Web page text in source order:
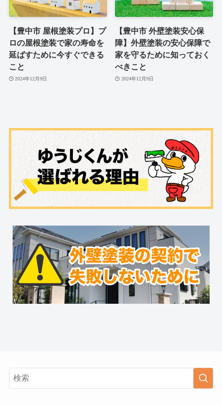
【豊中市 屋根塗装プロ】プ
ロの屋根塗装で家の寿命を
延ばすために今すぐできる
こと
2024年12月9日
【豊中市 外壁塗装安心保
障】外壁塗装の安心保障で
家を守るために知っておく
べきこと
2024年12月9日